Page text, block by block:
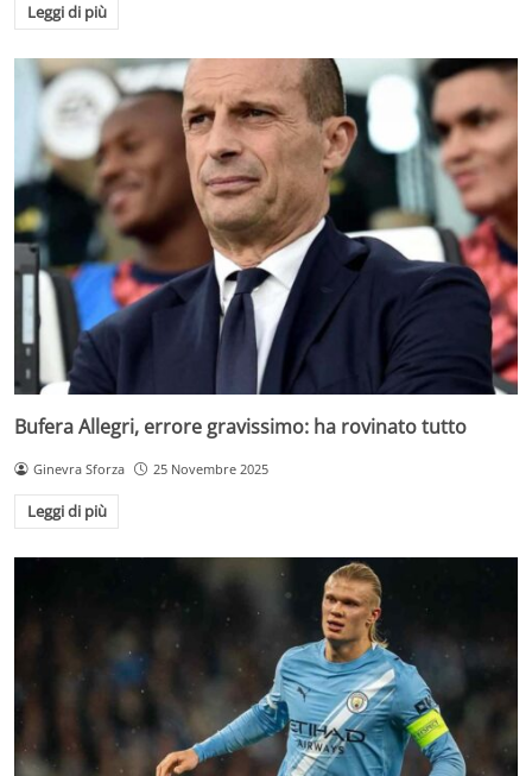
Leggi di più
Bufera Allegri, errore gravissimo: ha rovinato tutto
Ginevra Sforza 25 Novembre 2025
Leggi di più